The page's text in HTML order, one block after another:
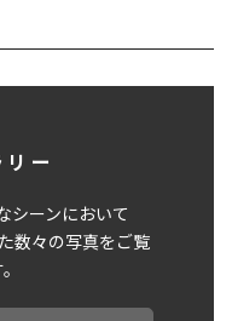
ー
シーンにおいて
数々の写真をご覧